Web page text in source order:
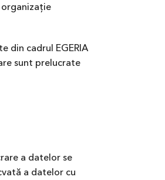
din cadrul EGERIA
sunt prelucrate
a datelor se
a datelor cu